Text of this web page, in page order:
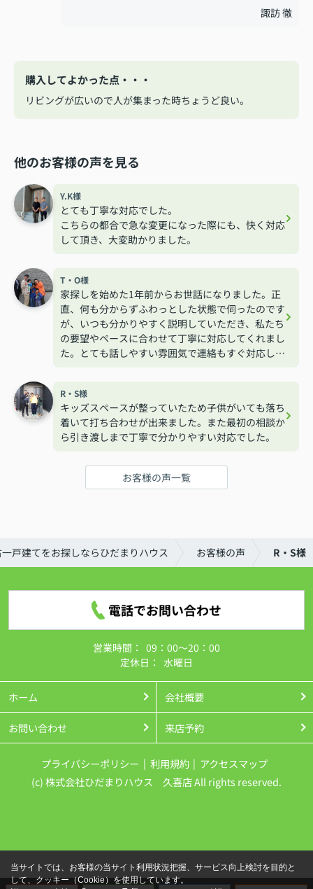
諏訪 徹
購入してよかった点・・・
リビングが広いので人が集まった時ちょうど良い。
他のお客様の声を見る
Y.K様
とても丁寧な対応でした。
こちらの都合で急な変更になった際にも、快く対応
して頂き、大変助かりました。
T・O様
家探しを始めた1年前からお世話になりました。正
直、何も分からずふわっとした状態で伺ったのです
が、いつも分かりやすく説明していただき、私たち
の要望やペースに合わせて丁寧に対応してくれまし
た。とても話しやすい雰囲気で連絡もすぐ対応して
R・S様
キッズスペースが整っていたため子供がいても落ち
着いて打ち合わせが出来ました。また最初の相談か
ら引き渡しまで丁寧で分かりやすい対応でした。
お客様の声一覧
戸建てをお探しならひだまりハウス お客様の声 R・S様
電話でお問い合わせ
営業時間： 09：00～20：00
定休日： 水曜日
ホーム 会社概要
お問い合わせ 来店予約
プライバシーポリシー 利用規約
アクセスマップ
(c) 株式会社ひだまりハウス 久喜店 All rights reserved.
当サイトでは、お客様の当サイト利用状況把握、サービス向上検討を目的と
して、クッキー（Cookie）を使用しています。